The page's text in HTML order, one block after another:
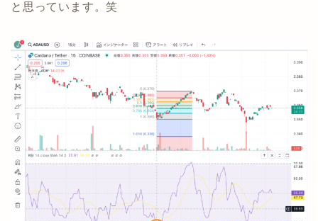
と思っています。笑